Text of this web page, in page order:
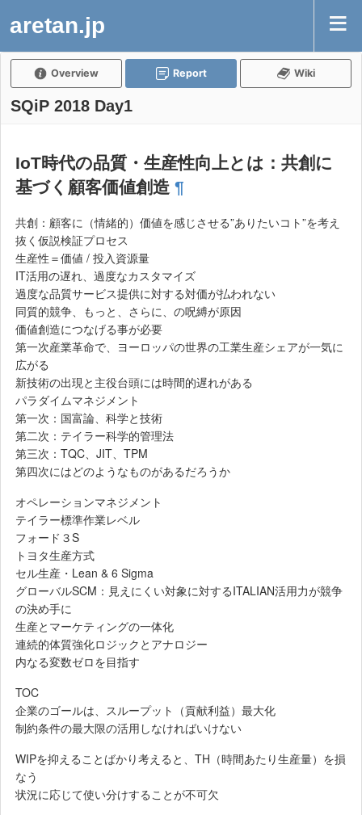
aretan.jp
Overview Report Wiki
SQiP 2018 Day1
IoT時代の品質・生産性向上とは：共創に
基づく顧客価値創造 ¶
共創：顧客に（情緒的）価値を感じさせる”ありたいコト”を考え
抜く仮説検証プロセス
生産性＝価値 / 投入資源量
IT活用の遅れ、過度なカスタマイズ
過度な品質サービス提供に対する対価が払われない
同質的競争、もっと、さらに、の呪縛が原因
価値創造につなげる事が必要
第一次産業革命で、ヨーロッパの世界の工業生産シェアが一気に
広がる
新技術の出現と主役台頭には時間的遅れがある
パラダイムマネジメント
第一次：国富論、科学と技術
第二次：テイラー科学的管理法
第三次：TQC、JIT、TPM
第四次にはどのようなものがあるだろうか
オペレーションマネジメント
テイラー標準作業レベル
フォード３S
トヨタ生産方式
セル生産・Lean & 6 Sigma
グローバルSCM：見えにくい対象に対するITALIAN活用力が競争
の決め手に
生産とマーケティングの一体化
連続的体質強化ロジックとアナロジー
内なる変数ゼロを目指す
TOC
企業のゴールは、スループット（貢献利益）最大化
制約条件の最大限の活用しなければいけない
WIPを抑えることばかり考えると、TH（時間あたり生産量）を損
なう
状況に応じて使い分けすることが不可欠